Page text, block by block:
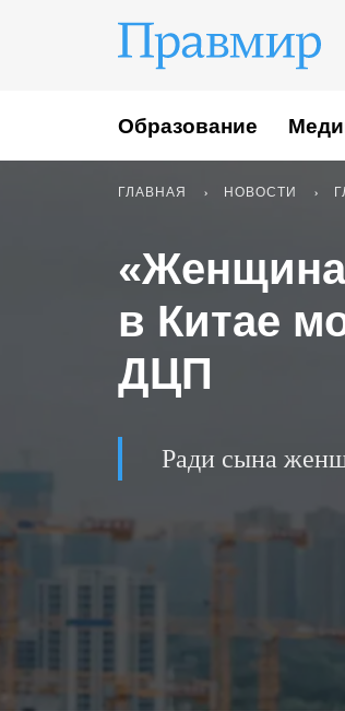
Образование
ГЛАВНАЯ НОВОСТИ
в Китае
ДЦП
Ради сына